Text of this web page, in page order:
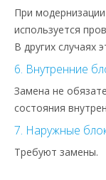
При
используется
В других случаях
6. Внутренние
Замена не
состояния
7. Наружные
Требуют замены.